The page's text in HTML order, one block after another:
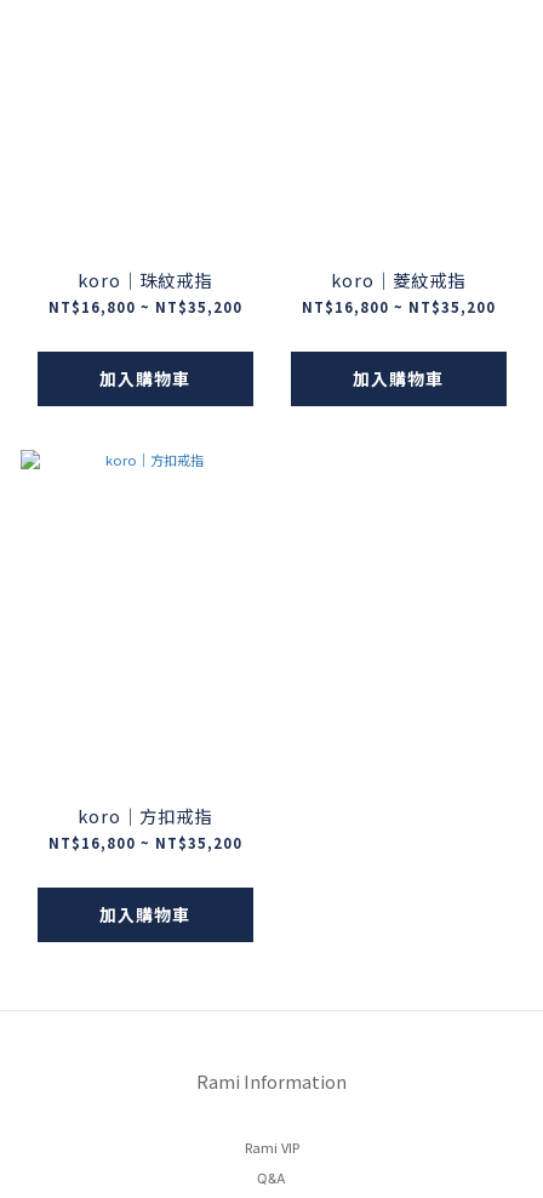
koro｜珠紋戒指
NT$16,800 ~ NT$35,200
加入購物車
koro｜菱紋戒指
NT$16,800 ~ NT$35,200
加入購物車
koro｜方扣戒指
NT$16,800 ~ NT$35,200
加入購物車
Rami Information
Rami VIP
Q&A